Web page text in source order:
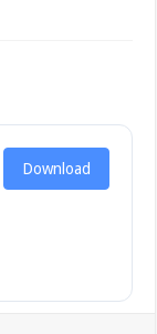
Download